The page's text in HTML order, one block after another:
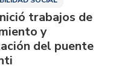
trabajos de
y
del puente